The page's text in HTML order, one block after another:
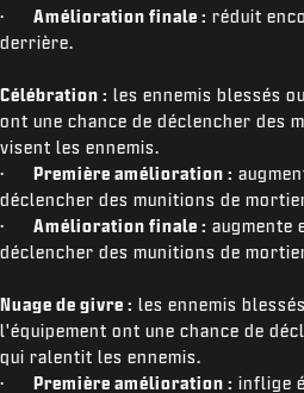
· Amélioration finale : réduit
derrière.
Célébration : les ennemis blessés
ont une chance de déclencher des
visent les ennemis.
·
Première amélioration :
déclencher des munitions de
· Amélioration finale : augmente
déclencher des munitions de
Nuage de givre : les ennemis
l'équipement ont une chance de
qui ralentit les ennemis.
·
Première amélioration : inflige